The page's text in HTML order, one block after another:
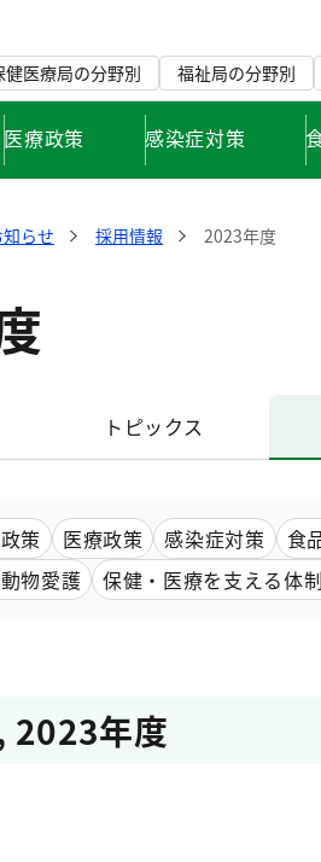
健医療局の分野別 福祉局の分野別
医療政策 感染症対策
知らせ 採用情報 2023年度
トピックス
策 医療政策 感染症対策
食
物愛護
保健・医療を支える体
2023年度